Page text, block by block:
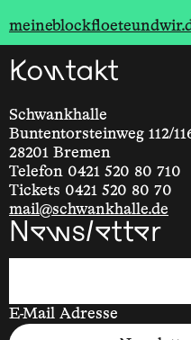
Kontakt
Schwankhalle
Buntentorsteinweg 112/
28201 Bremen
Telefon 0421 520 80 710
Tickets 0421 520 80 70
mail@schwankhalle.de
Newsletter
E-Mail Adresse